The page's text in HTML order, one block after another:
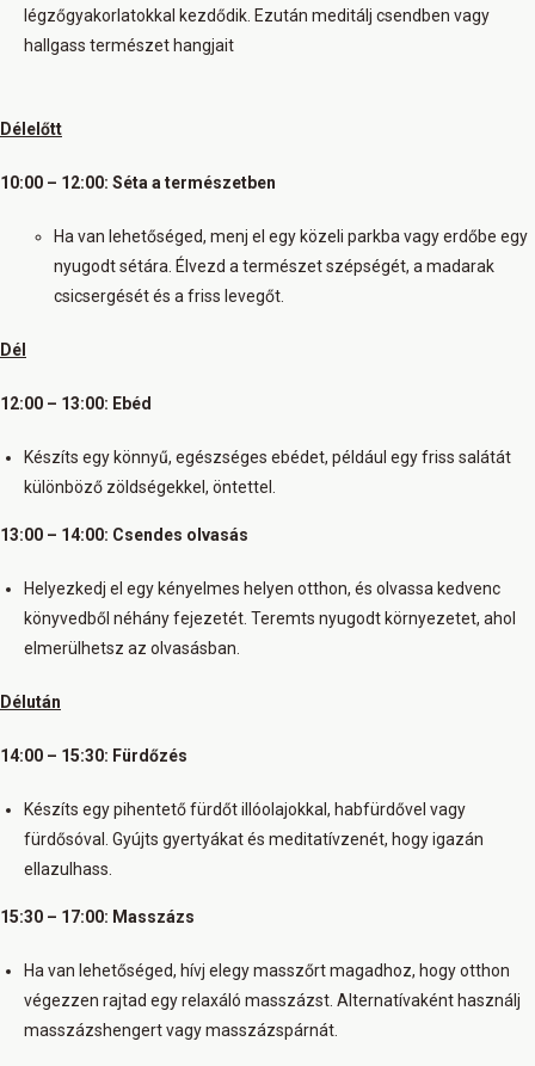
légzőgyakorlatokkal kezdődik. Ezután meditálj csendben vagy
hallgass természet hangjait
Délelőtt
10:00 – 12:00: Séta a természetben
Ha van lehetőséged, menj el egy közeli parkba vagy erdőbe egy
nyugodt sétára. Élvezd a természet szépségét, a madarak
csicsergését és a friss levegőt.
Dél
12:00 – 13:00: Ebéd
Készíts egy könnyű, egészséges ebédet, például egy friss salátát
különböző zöldségekkel, öntettel.
13:00 – 14:00: Csendes olvasás
Helyezkedj el egy kényelmes helyen otthon, és olvassa kedvenc
könyvedből néhány fejezetét. Teremts nyugodt környezetet, ahol
elmerülhetsz az olvasásban.
Délután
14:00 – 15:30: Fürdőzés
Készíts egy pihentető fürdőt illóolajokkal, habfürdővel vagy
fürdősóval. Gyújts gyertyákat és meditatívzenét, hogy igazán
ellazulhass.
15:30 – 17:00: Masszázs
Ha van lehetőséged, hívj elegy masszőrt magadhoz, hogy otthon
végezzen rajtad egy relaxáló masszázst. Alternatívaként használj
masszázshengert vagy masszázspárnát.